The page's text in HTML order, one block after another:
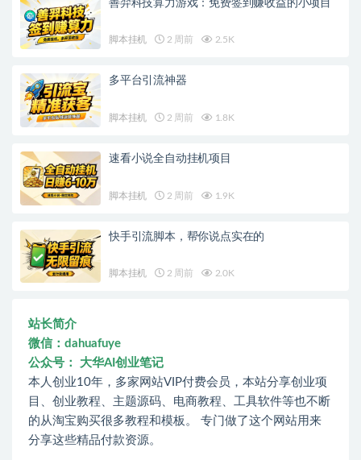
善羿科技算力游戏：免费签到赚收益的小项目
脚本挂机 2 周前 2.5K
多平台引流神器
脚本挂机 2 周前 1.8K
速看小说全自动挂机项目
脚本挂机 2 周前 1.9K
快手引流脚本，帮你说点实在的
脚本挂机 2 周前 2.0K
站长简介
微信：dahuafuye
公众号： 大华AI创业笔记
本人创业10年，多家网站VIP付费会员，本站分享创业项
目、创业教程、主题源码、电商教程、工具软件等也不断
的从淘宝购买很多教程和模板。 专门做了这个网站用来
分享这些精品付款资源。